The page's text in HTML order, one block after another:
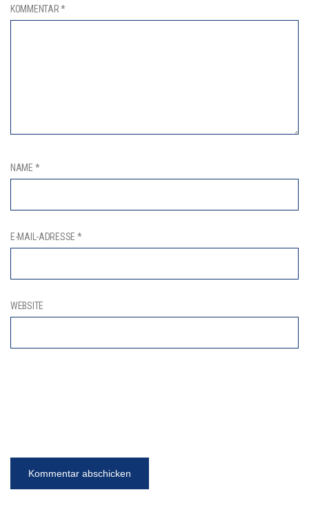
KOMMENTAR*
NAME *
E-MAIL-ADRESSE *
WEBSITE